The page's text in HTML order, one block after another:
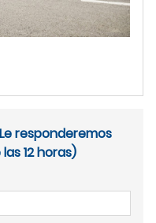
responderemos
12 horas)